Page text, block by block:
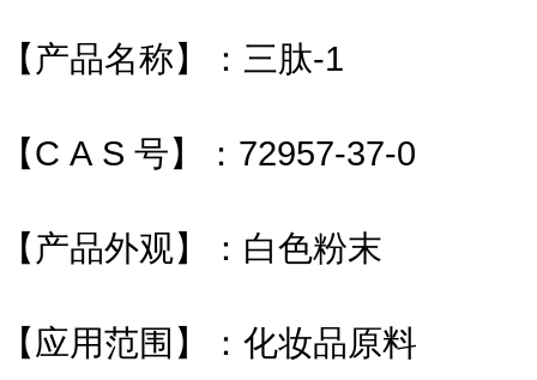
【产品名称】：三肽-1
【C A S 号】：72957-37-0
【产品外观】：白色粉末
【应用范围】：化妆品原料